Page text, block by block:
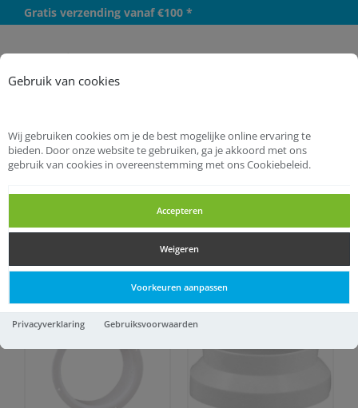
Gebruik van cookies
Wij gebruiken cookies om je de best mogelijke online ervaring te
bieden. Door onze website te gebruiken, ga je akkoord met ons
gebruik van cookies in overeenstemming met ons Cookiebeleid.
Accepteren
Weigeren
Voorkeuren aanpassen
Privacyverklaring Gebruiksvoorwaarden
Gratis verzending vanaf €100 *
Startpagina Bouwproducten Ventilatie